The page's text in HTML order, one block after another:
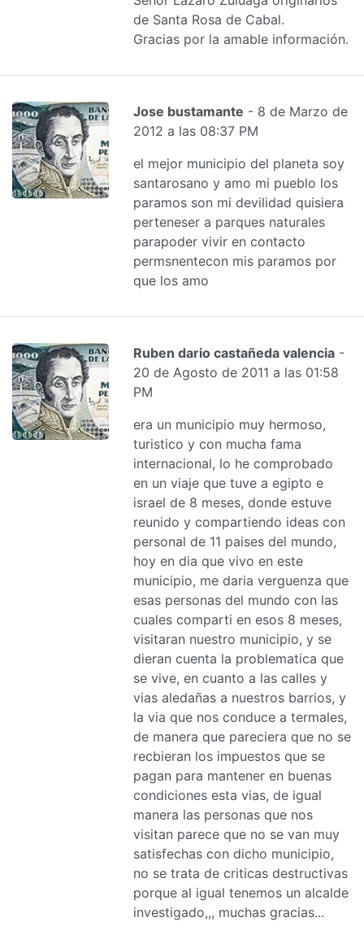
de Santa Rosa de Cabal.
Gracias por la amable información.
Jose bustamante - 8 de Marzo de
2012 a las 08:37 PM
el mejor municipio del planeta soy
santarosano y amo mi pueblo los
paramos son mi devilidad quisiera
perteneser a parques naturales
parapoder vivir en contacto
permsnentecon mis paramos por
que los amo
Ruben dario castañeda valencia -
20 de Agosto de 2011 a las 01:58
PM
era un municipio muy hermoso,
turistico y con mucha fama
internacional, lo he comprobado
en un viaje que tuve a egipto e
israel de 8 meses, donde estuve
reunido y compartiendo ideas con
personal de 11 paises del mundo,
hoy en dia que vivo en este
municipio, me daria verguenza que
esas personas del mundo con las
cuales comparti en esos 8 meses,
visitaran nuestro municipio, y se
dieran cuenta la problematica que
se vive, en cuanto a las calles y
vias aledañas a nuestros barrios, y
la via que nos conduce a termales,
de manera que pareciera que no se
recbieran los impuestos que se
pagan para mantener en buenas
condiciones esta vias, de igual
manera las personas que nos
visitan parece que no se van muy
satisfechas con dicho municipio,
no se trata de criticas destructivas
porque al igual tenemos un alcalde
investigado,,, muchas gracias...